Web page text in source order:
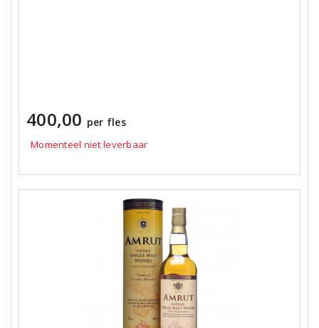
400,00 per fles
Momenteel niet leverbaar